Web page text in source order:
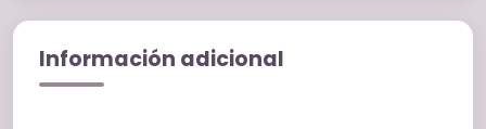
Información adicional